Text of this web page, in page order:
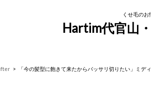
くせ毛の
Hartim代官山
「今の髪型に飽きて来たからバッサリ切りたい」ミ